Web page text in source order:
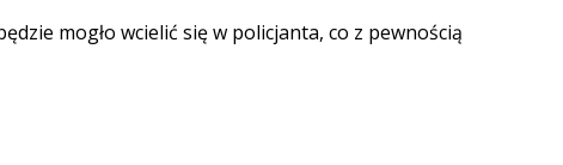
mogło wcielić się w policjanta, co z pewnością